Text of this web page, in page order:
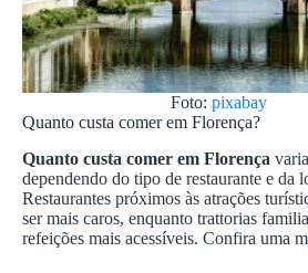
Foto: pixabay
Quanto custa comer em Florença?
Quanto custa comer em Florença
dependendo do tipo de restaurante e da
Restaurantes próximos às atrações
ser mais caros, enquanto trattorias
refeições mais acessíveis. Confira uma